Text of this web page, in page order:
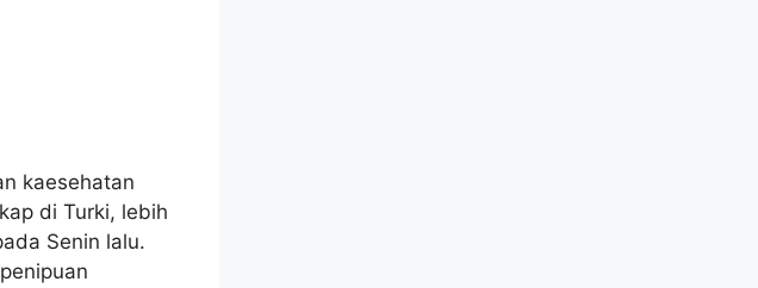
kaesehatan
di Turki, lebih
Senin lalu.